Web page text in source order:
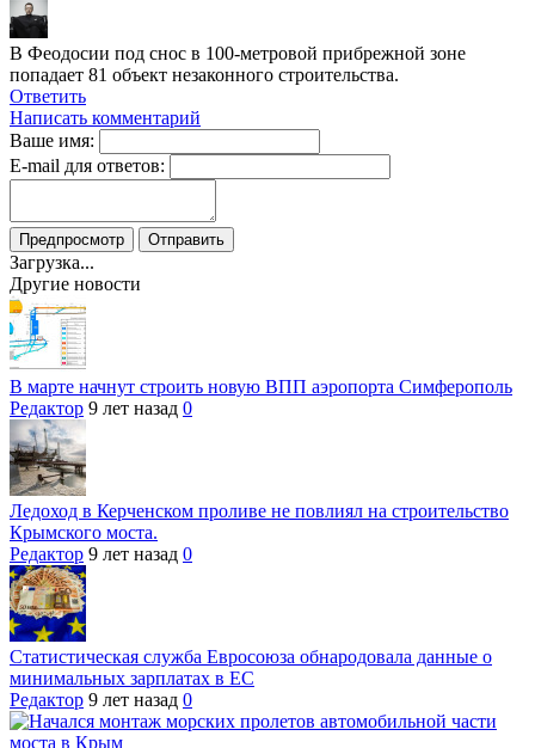
В Феодосии под снос в 100-метровой прибрежной зоне
попадает 81 объект незаконного строительства.
Ответить
Написать комментарий
Ваше имя:
E-mail для ответов:
Загрузка...
Другие новости
В марте начнут строить новую ВПП аэропорта Симферополь
Редактор 9 лет назад 0
Ледоход в Керченском проливе не повлиял на строительство
Крымского моста.
Редактор 9 лет назад 0
Статистическая служба Евросоюза обнародовала данные о
минимальных зарплатах в ЕС
Редактор 9 лет назад 0